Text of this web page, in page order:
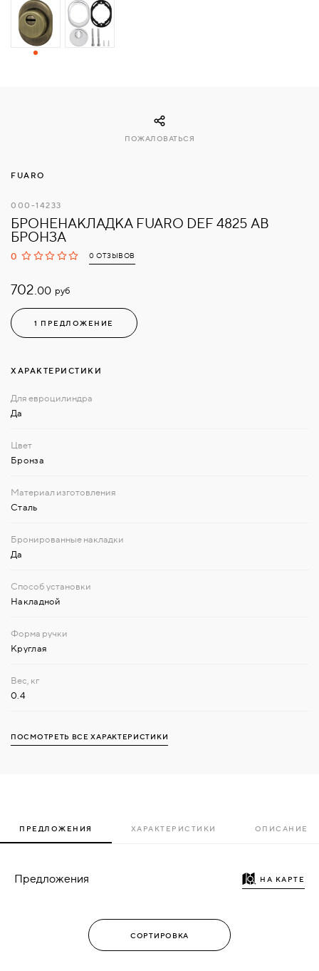
СВЯЗАТЬСЯ
FUARO
000-14233
БРОНЕНАКЛАДКА FUARO DEF 4825 AB
БРОНЗА
0 0 ОТЗЫВОВ
702.00 руб
1 ПРЕДЛОЖЕНИЕ
ПОЖАЛОВАТЬСЯ
ХАРАКТЕРИСТИКИ
Да
Бронза
Сталь
Да
Накладной
Круглая
0.4
ПОСМОТРЕТЬ ВСЕ ХАРАКТЕРИСТИКИ
ПРЕДЛОЖЕНИЯ ХАРАКТЕРИСТИКИ ОПИСАНИЕ
Предложения НА КАРТЕ